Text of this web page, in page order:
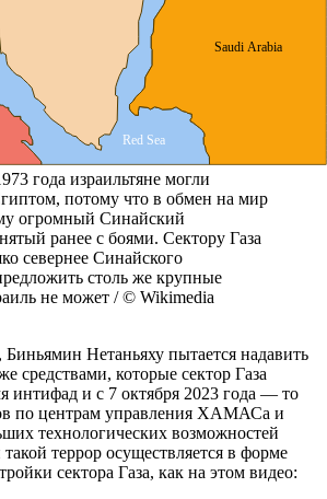
года израильтяне могли
потому что в обмен на мир
огромный Синайский
ранее с боями. Сектору Газа
севернее Синайского
столь же крупные
не может / © Wikimedia
Биньямин Нетаньяху пытается надавить
средствами, которые сектор Газа
интифад и с 7 октября 2023 года — то
по центрам управления ХАМАСа и
технологических возможностей
террор осуществляется в форме
сектора Газа, как на этом видео: